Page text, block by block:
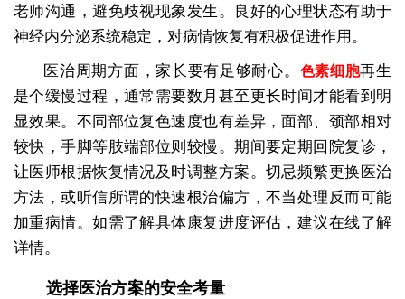
老师沟通，避免歧视现象发生。良好的心理状态有助于
神经内分泌系统稳定，对病情恢复有积极促进作用。
医治周期方面，家长要有足够耐心。 色素细胞再生
是个缓慢过程，通常需要数月甚至更长时间才能看到明
显效果。不同部位复色速度也有差异，面部、颈部相对
较快，手脚等肢端部位则较慢。期间要定期回院复诊，
让医师根据恢复情况及时调整方案。切忌频繁更换医治
方法，或听信所谓的快速根治偏方，不当处理反而可能
加重病情。如需了解具体康复进度评估，建议在线了解
详情。
选择医治方案的安全考量